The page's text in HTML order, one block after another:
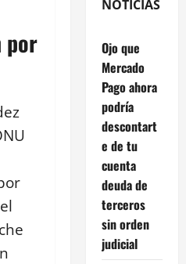
por
NOTICIAS
Ojo que
Mercado
Pago ahora
podría
descontart
e de tu
cuenta
deuda de
terceros
sin orden
judicial